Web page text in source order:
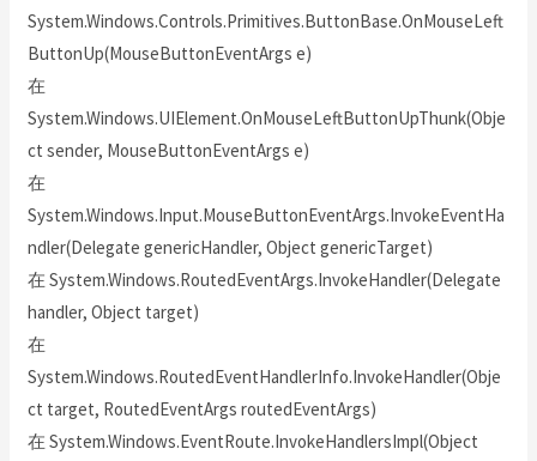
System.Windows.Controls.Primitives.ButtonBase.OnMouseLeft
ButtonUp(MouseButtonEventArgs e)
在
System.Windows.UIElement.OnMouseLeftButtonUpThunk(Obje
ct sender, MouseButtonEventArgs e)
在
System.Windows.Input.MouseButtonEventArgs.InvokeEventHa
ndler(Delegate genericHandler, Object genericTarget)
在 System.Windows.RoutedEventArgs.InvokeHandler(Delegate
handler, Object target)
在
System.Windows.RoutedEventHandlerInfo.InvokeHandler(Obje
ct target, RoutedEventArgs routedEventArgs)
在 System.Windows.EventRoute.InvokeHandlersImpl(Object